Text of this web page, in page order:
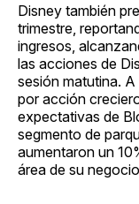
Disney también
trimestre,
ingresos,
las acciones de
sesión matutina.
por acción
expectativas de
segmento de
aumentaron un
área de su